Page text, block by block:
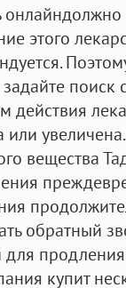
этого
поиск
вещества
обратный
купит